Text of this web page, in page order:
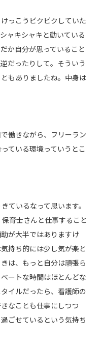
っこうビクビクしていた
ャキシャキと動いている
か自分が思っていること
だったりして。そういう
もありましたね。中身は
働きながら、フリーラン
ている環境っていうとこ
ているなって思います。
育士さんと仕事すること
が大半ではありますけ
持ち的には少し気が楽と
は、もっと自分は頑張ら
ートな時間はほとんどな
イルだったら、看護師の
なことも仕事にしつつ
ごせているという気持ち